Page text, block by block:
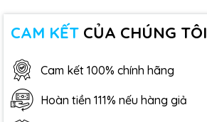
CAM KẾT CỦA CHÚNG TÔI
Cam kết 100% chính hãng
Hoàn tiền 111% nếu hàng giả